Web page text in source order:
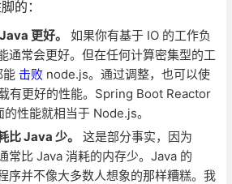
的：
更好。
如果你有基于 IO 的工作负
通常会更好。但在任何计算密集型的工
能 击败node.js。通过调整，也可以使
有更好的性能。Spring Boot Reactor
性能就相当于 Node.js。
比 Java 少。
这是部分事实，因为
常比 Java 消耗的内存少。Java 的
序并不像大多数人想象的那样糟糕。我